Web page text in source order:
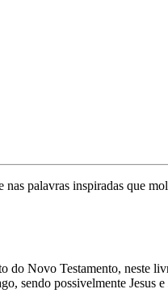
nas palavras inspiradas que
Novo Testamento, neste
sendo possivelmente Jesus